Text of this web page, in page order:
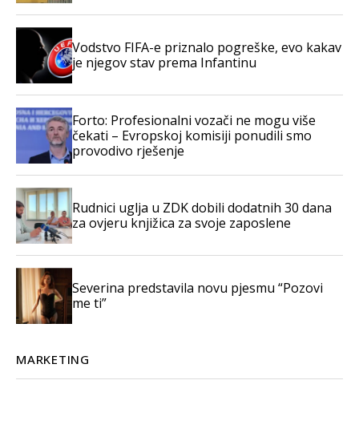
Vodstvo FIFA-e priznalo pogreške, evo kakav
je njegov stav prema Infantinu
Forto: Profesionalni vozači ne mogu više
čekati – Evropskoj komisiji ponudili smo
provodivo rješenje
Rudnici uglja u ZDK dobili dodatnih 30 dana
za ovjeru knjižica za svoje zaposlene
Severina predstavila novu pjesmu “Pozovi
me ti”
MARKETING